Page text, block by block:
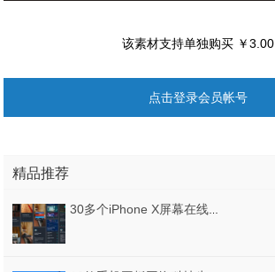
该素材支持单独购买 ￥3.00
点击登录会员帐号
精品推荐